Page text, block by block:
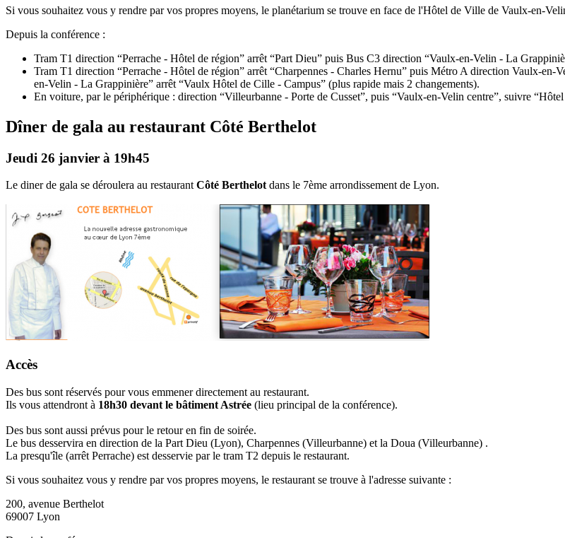
Si vous souhaitez vous y rendre par vos propres moyens, le planétarium se trouve en face de l'Hôtel de Ville de Vaulx-en-
Depuis la conférence :
Tram T1 direction “Perrache - Hôtel de région” arrêt “Part Dieu” puis Bus C3 direction “Vaulx-en-Velin - La
Tram T1 direction “Perrache - Hôtel de région” arrêt “Charpennes - Charles Hernu” puis Métro A direction Vaulx-
en-Velin - La Grappinière” arrêt “Vaulx Hôtel de Cille - Campus” (plus rapide mais 2 changements).
En voiture, par le périphérique : direction “Villeurbanne - Porte de Cusset”, puis “Vaulx-en-Velin centre”, suivre
Dîner de gala au restaurant Côté Berthelot
Jeudi 26 janvier à 19h45
Le diner de gala se déroulera au restaurant Côté Berthelot dans le 7ème arrondissement de Lyon.
Accès
Des bus sont réservés pour vous emmener directement au restaurant.
Ils vous attendront à 18h30 devant le bâtiment Astrée (lieu principal de la conférence).
Des bus sont aussi prévus pour le retour en fin de soirée.
Le bus desservira en direction de la Part Dieu (Lyon), Charpennes (Villeurbanne) et la Doua (Villeurbanne) .
La presqu'île (arrêt Perrache) est desservie par le tram T2 depuis le restaurant.
Si vous souhaitez vous y rendre par vos propres moyens, le restaurant se trouve à l'adresse suivante :
200, avenue Berthelot
69007 Lyon